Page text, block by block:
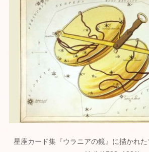
星座カード集『ウラニアの鏡』に描かれ